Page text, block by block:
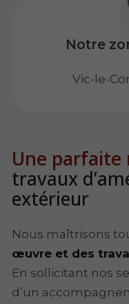
Notre
Vic-le-
Une parfaite
travaux
extérieur
Nous maîtrisons
œuvre et des
En sollicitant nos
d’un